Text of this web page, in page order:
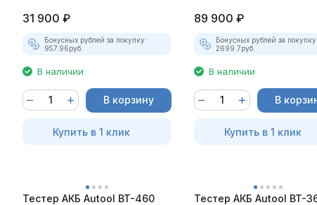
31 900 ₽
Бонусных рублей за покупку:
957.96руб.
В наличии
В корзину
Купить в 1 клик
89 900 ₽
Бонусных рублей за покупку:
2699.7руб.
В наличии
В
Купить в 1 клик
Тестер АКБ Autool BT-460 Тестер АКБ Autool BT-